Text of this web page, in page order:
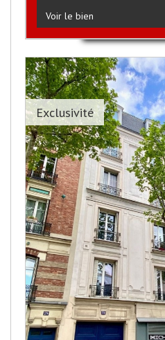
Voir le bien
Exclusivité